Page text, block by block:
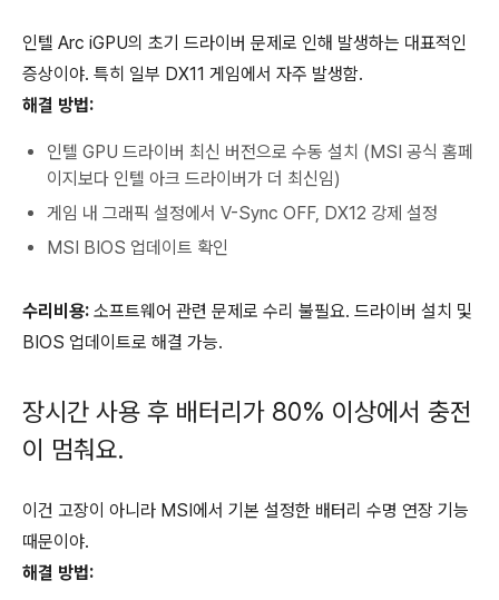
인텔 Arc iGPU의 초기 드라이버 문제로 인해 발생하는 대표적인
증상이야. 특히 일부 DX11 게임에서 자주 발생함.
해결 방법:
인텔 GPU 드라이버 최신 버전으로 수동 설치 (MSI 공식 홈페
이지보다 인텔 아크 드라이버가 더 최신임)
게임 내 그래픽 설정에서 V-Sync OFF, DX12 강제 설정
MSI BIOS 업데이트 확인
수리비용: 소프트웨어 관련 문제로 수리 불필요. 드라이버 설치 및
BIOS 업데이트로 해결 가능.
장시간 사용 후 배터리가 80% 이상에서 충전
이 멈춰요.
이건 고장이 아니라 MSI에서 기본 설정한 배터리 수명 연장 기능
때문이야.
해결 방법: